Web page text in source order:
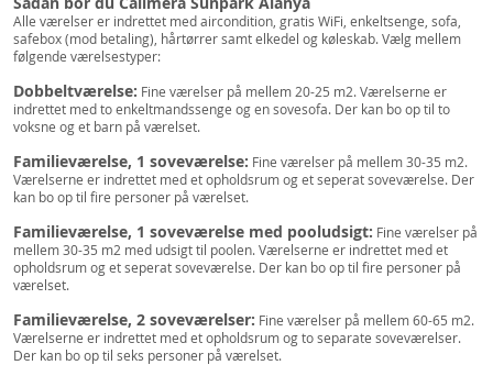
Alle værelser er indrettet med aircondition, gratis WiFi, enkeltsenge, sofa,
safebox (mod betaling), hårtørrer samt elkedel og køleskab. Vælg mellem
følgende værelsestyper:
Dobbeltværelse: Fine værelser på mellem 20-25 m2. Værelserne er
indrettet med to enkeltmandssenge og en sovesofa. Der kan bo op til to
voksne og et barn på værelset.
Familieværelse, 1 soveværelse: Fine værelser på mellem 30-35 m2.
Værelserne er indrettet med et opholdsrum og et seperat soveværelse. Der
kan bo op til fire personer på værelset.
Familieværelse, 1 soveværelse med pooludsigt: Fine værelser på
mellem 30-35 m2 med udsigt til poolen. Værelserne er indrettet med et
opholdsrum og et seperat soveværelse. Der kan bo op til fire personer på
værelset.
Familieværelse, 2 soveværelser: Fine værelser på mellem 60-65 m2.
Værelserne er indrettet med et opholdsrum og to separate soveværelser.
Der kan bo op til seks personer på værelset.